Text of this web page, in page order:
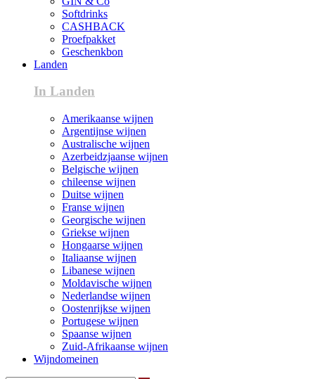
Softdrinks
CASHBACK
Proefpakket
Geschenkbon
Landen
In Landen
Amerikaanse wijnen
Argentijnse wijnen
Australische wijnen
Azerbeidzjaanse wijnen
Belgische wijnen
chileense wijnen
Duitse wijnen
Franse wijnen
Georgische wijnen
Griekse wijnen
Hongaarse wijnen
Italiaanse wijnen
Libanese wijnen
Moldavische wijnen
Nederlandse wijnen
Oostenrijkse wijnen
Portugese wijnen
Spaanse wijnen
Zuid-Afrikaanse wijnen
Wijndomeinen